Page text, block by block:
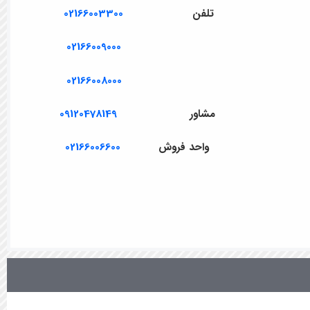
تلفن 02166003300
02166009000
02166008000
مشاور09120478149
واحد فروش 02166006600